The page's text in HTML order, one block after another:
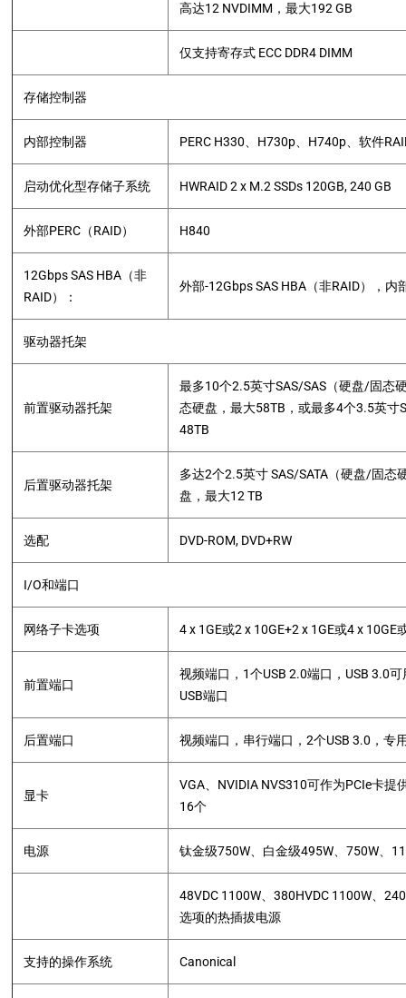
高达12 NVDIMM，最大192 GB
仅支持寄存式 ECC DDR4 DIMM
存储控制器
内部控制器 PERC H330、H730p、H740p、软件
启动优化型存储子系统 HWRAID 2 x M.2 SSDs 120GB, 240 GB
外部PERC（RAID） H840
12Gbps SAS HBA（非
RAID）：
外部-12Gbps SAS HBA（非RAID），内
驱动器托架
前置驱动器托架
最多10个2.5英寸SAS/SAS（硬盘/固态
态硬盘，最大58TB，或最多4个3.5英寸
48TB
后置驱动器托架
多达2个2.5英寸 SAS/SATA（硬盘/固态
盘，最大12 TB
选配 DVD-ROM, DVD+RW
I/O和端口
网络子卡选项 4 x 1GE或2 x 10GE+2 x 1GE或4 x 10GE
前置端口
视频端口，1个USB 2.0端口，USB 3.0
USB端口
后置端口 视频端口，串行端口，2个USB 3.0，专
显卡
VGA、NVIDIA NVS310可作为PCIe卡提
16个
电源 钛金级750W、白金级495W、750W、
48VDC 1100W、380HVDC 1100W、
选项的热插拔电源
支持的操作系统 Canonical